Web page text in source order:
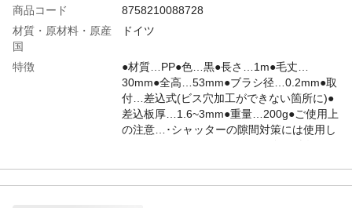
商品コード
8758210088728
材質・原材料・原産
国
ドイツ
特徴
●材質…PP●色…黒●長さ…1m●毛丈…
30mm●全高…53mm●ブラシ径…0.2mm●取
付…差込式(ビス穴加工ができない箇所に)●
差込板厚…1.6~3mm●重量…200g●ご使用上
の注意…･シャッターの隙間対策には使用し